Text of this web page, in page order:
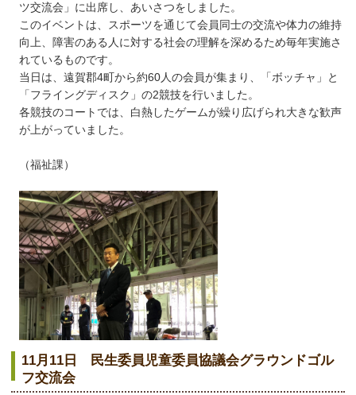
ツ交流会」に出席し、あいさつをしました。
このイベントは、スポーツを通じて会員同士の交流や体力の維持
向上、障害のある人に対する社会の理解を深めるため毎年実施さ
れているものです。
当日は、遠賀郡4町から約60人の会員が集まり、「ボッチャ」と
「フライングディスク」の2競技を行いました。
各競技のコートでは、白熱したゲームが繰り広げられ大きな歓声
が上がっていました。
（福祉課）
11月11日 民生委員児童委員協議会グラウンドゴル
フ交流会